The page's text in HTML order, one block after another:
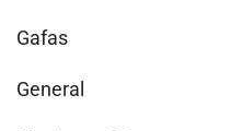
Gafas
General